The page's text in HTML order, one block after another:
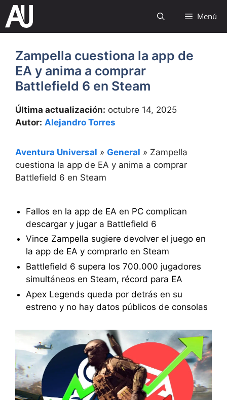
Saltar
contenido
Menú
Zampella cuestiona la app de
EA y anima a comprar
Battlefield 6 en Steam
Última actualización: octubre 14, 2025
Autor: Alejandro Torres
Aventura Universal » General » Zampella
cuestiona la app de EA y anima a comprar
Battlefield 6 en Steam
Fallos en la app de EA en PC complican
descargar y jugar a Battlefield 6
Vince Zampella sugiere devolver el juego en
la app de EA y comprarlo en Steam
Battlefield 6 supera los 700.000 jugadores
simultáneos en Steam, récord para EA
Apex Legends queda por detrás en su
estreno y no hay datos públicos de consolas